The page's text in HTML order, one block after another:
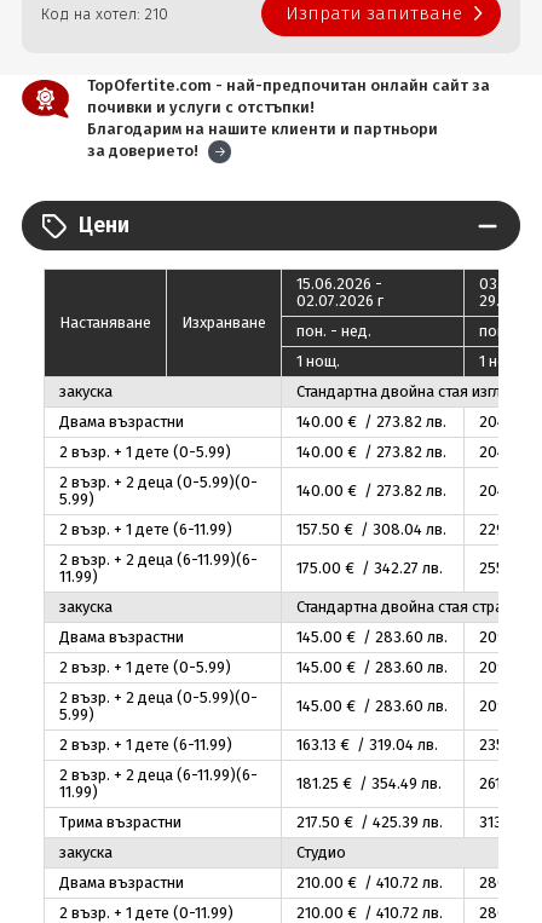
Код на хотел: 210 Изпрати запитване
TopOfertite.com - най-предпочитан онлайн сайт за
почивки и услуги с отстъпки!
Благодарим на нашите клиенти и партньори
за доверието!
Цени
Настаняване Изхранване
15.06.2026 -
02.07.2026 г
пон. - нед.
пон. -
1 нощ.
1 нощ.
закуска
Стандартна двойна стая изглед
Двама възрастни
140.00 € / 273.82лв. 204
2 възр. + 1 дете (0-5.99)
140.00 € / 273.82лв. 204
2 възр. + 2 деца (0-5.99)(0-
5.99)
140.00 € / 273.82лв. 204
2 възр. + 1 дете (6-11.99) 157.50 € / 308.04лв. 229
2 възр. + 2 деца (6-11.99)(6-
11.99)
175.00 € / 342.27 лв. 255
закуска
Стандартна двойна стая
Двама възрастни
145.00 € / 283.60 лв. 209
2 възр. + 1 дете (0-5.99)
145.00 € / 283.60 лв. 209
2 възр. + 2 деца (0-5.99)(0-
5.99)
145.00 € / 283.60 лв. 209
2 възр. + 1 дете (6-11.99) 163.13 € / 319.04лв. 235
2 възр. + 2 деца (6-11.99)(6-
11.99)
181.25 € / 354.49 лв. 261
Трима възрастни 217.50 € / 425.39 лв. 313
закуска
Студио
Двама възрастни
210.00 € / 410.72лв. 280
2 възр. + 1 дете (0-11.99)
210.00 € / 410.72лв. 280